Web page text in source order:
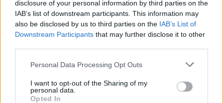
disclosure of your personal information by third parties on the
IAB’s list of downstream participants. This information may
also be disclosed by us to third parties on the IAB’s List of
Downstream Participants that may further disclose it to other
Personal Data Processing Opt Outs
I want to opt-out of the Sharing of my
personal data.
Opted In
Mateo poston foto, komenti i
Brikenës merr gjithë vëmendjen